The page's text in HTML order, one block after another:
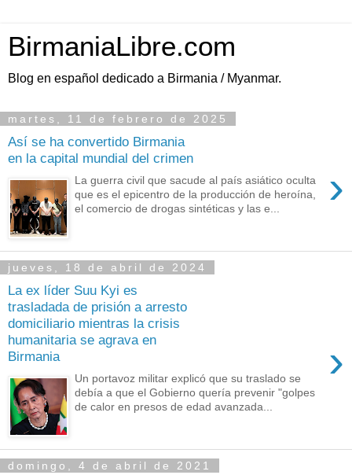
BirmaniaLibre.com
Blog en español dedicado a Birmania / Myanmar.
martes, 11 de febrero de 2025
Así se ha convertido Birmania
en la capital mundial del crimen
›
La guerra civil que sacude al país asiático oculta
que es el epicentro de la producción de heroína,
el comercio de drogas sintéticas y las e...
jueves, 18 de abril de 2024
La ex líder Suu Kyi es
trasladada de prisión a arresto
domiciliario mientras la crisis
humanitaria se agrava en
Birmania
›
Un portavoz militar explicó que su traslado se
debía a que el Gobierno quería prevenir "golpes
de calor en presos de edad avanzada...
domingo, 4 de abril de 2021